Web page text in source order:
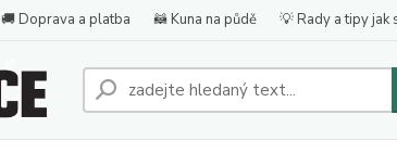
🚚 Doprava a platba 🦝 Kuna na půdě 💡 Rady a tipy jak